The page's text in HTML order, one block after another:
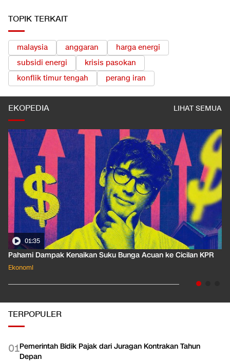
TOPIK TERKAIT
malaysia anggaran
harga energi
subsidi energi
krisis pasokan
konflik timur tengah
perang iran
EKOPEDIA LIHAT SEMUA
01:35
Pahami Dampak Kenaikan Suku Bunga Acuan ke Cicilan KPR
Ekonomi
TERPOPULER
01Pemerintah Bidik Pajak dari Juragan Kontrakan Tahun
Depan